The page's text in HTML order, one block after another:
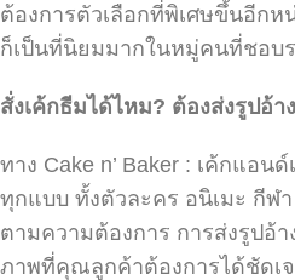
ต้องการตัวเลือกที่พิเศษขึ้นอีกห
ก็เป็นที่นิยมมากในหมู่คนที่ชอบ
สั่งเค้กธีมได้ไหม? ต้องส่งรูปอ้า
ทาง Cake n’ Baker : เค้กแอน
ทุกแบบ ทั้งตัวละคร อนิเมะ กีฬ
ตามความต้องการ การส่งรูปอ้า
ภาพที่คุณลูกค้าต้องการได้ชัดเ